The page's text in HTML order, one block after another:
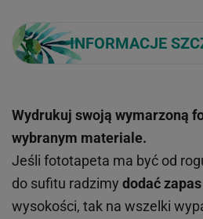
INFORMACJE
Wydrukuj swoją wymarzoną
wybranym materiale.
Jeśli fototapeta ma być od
do sufitu radzimy dodać zapas
wysokości, tak na wszelki